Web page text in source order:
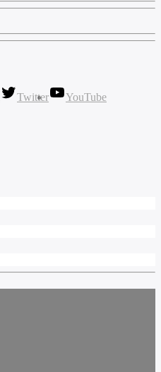
Twitter
YouTube